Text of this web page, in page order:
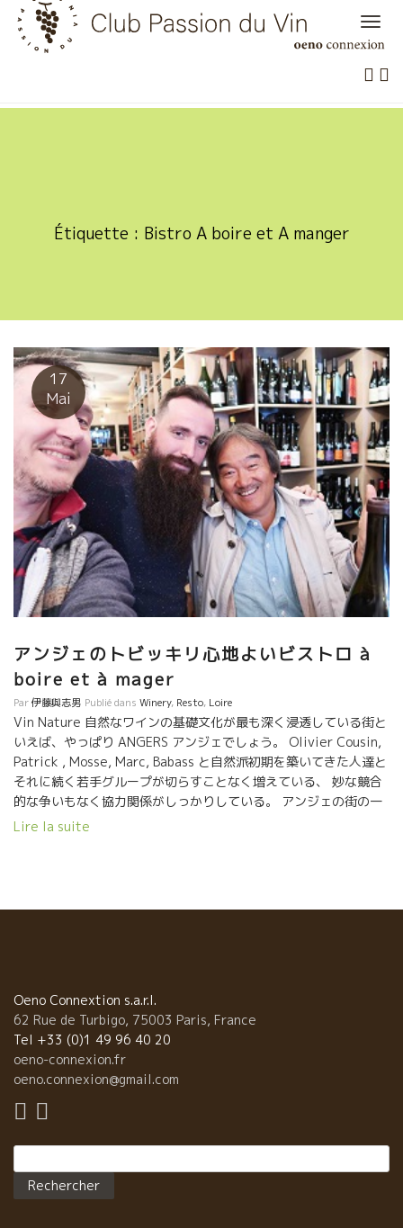
Skip
content
Étiquette : Bistro A boire et A manger
17
Mai
アンジェのトビッキリ心地よいビストロ à
boire et à mager
Par伊藤與志男 Publié dans Winery, Resto, Loire
Vin Nature 自然なワインの基礎文化が最も深く浸透している街と
いえば、やっぱり ANGERS アンジェでしょう。 Olivier Cousin,
Patrick , Mosse, Marc, Babass と自然派初期を築いてきた人達と
それに続く若手グループが切らすことなく増えている、 妙な競合
的な争いもなく協力関係がしっかりしている。 アンジェの街の一
般人の人柄、民度が高い。 私はフランス中を毎日の如くに旅して
ヌという女性が素晴らしい。 お客さん同志でも直ぐに話せる雰囲
気があり、店の中の空気がハーピーである。 ワインの品揃えがこ
れまた凄い。 地元アンジェの若手醸造家がでると、応援する体制
もできている。 醸造家も街に出てくると皆ここに寄る。 私もアン
ジェに滞在中は毎晩アペロにやって来る。 今夜は、これを飲みま
ス・エトワレ。 ピノ・ドゥニス品種100%、軽快でトビッキリ美
物も普通ではなく、36か月ねかしたチーズと、有機で育てた牛生
ハムとパテ! 食べ物ー人ーワインのつながりが、とんでもなくポジ
Lire la suite
Oeno Connextion s.a.r.l.
62 Rue de Turbigo, 75003 Paris, France
Tel +33 (0)1 49 96 40 20
oeno-connexion.fr
oeno.connexion@gmail.com